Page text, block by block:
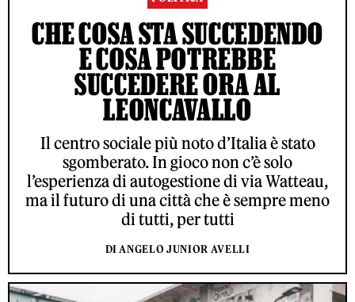
CHE COSA STA SUCCEDENDO
E COSA POTREBBE
SUCCEDERE ORA AL
LEONCAVALLO
Il centro sociale più noto d’Italia è stato
sgomberato. In gioco non c’è solo
l’esperienza di autogestione di via Watteau,
ma il futuro di una città che è sempre meno
di tutti, per tutti
DI ANGELO JUNIOR AVELLI